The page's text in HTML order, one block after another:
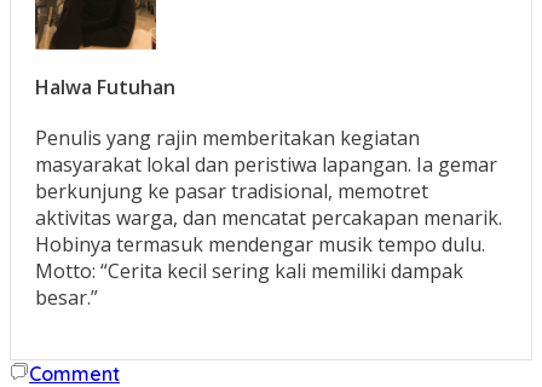
Halwa Futuhan
Penulis yang rajin memberitakan kegiatan
masyarakat lokal dan peristiwa lapangan. Ia gemar
berkunjung ke pasar tradisional, memotret
aktivitas warga, dan mencatat percakapan menarik.
Hobinya termasuk mendengar musik tempo dulu.
Motto: “Cerita kecil sering kali memiliki dampak
besar.”
Comment